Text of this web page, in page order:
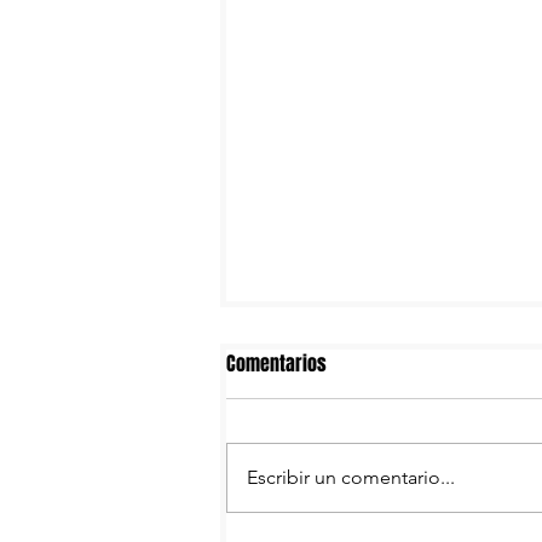
Voit volverá a vestir a Necaxa
Comentarios
Escribir un comentario...